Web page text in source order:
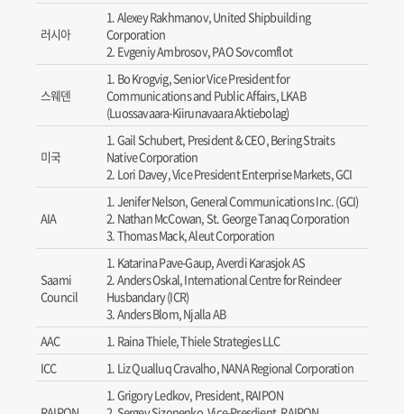
러시아
Alexey Rakhmanov, United Shipbuilding
Corporation
Evgeniy Ambrosov, PAO Sovcomflot
스웨덴
Bo Krogvig, Senior Vice President for
Communications and Public Affairs, LKAB
(Luossavaara-Kiirunavaara Aktiebolag)
미국
Gail Schubert, President & CEO, Bering Straits
Native Corporation
Lori Davey, Vice President Enterprise Markets, GCI
AIA
Jenifer Nelson, General Communications Inc. (GCI)
Nathan McCowan, St. George Tanaq Corporation
Thomas Mack, Aleut Corporation
Saami
Council
Katarina Pave-Gaup, Averdi Karasjok AS
Anders Oskal, International Centre for Reindeer
Husbandary (ICR)
Anders Blom, Njalla AB
AAC
Raina Thiele, Thiele Strategies LLC
ICC
Liz Qualluq Cravalho, NANA Regional Corporation
Grigory Ledkov, President, RAIPON